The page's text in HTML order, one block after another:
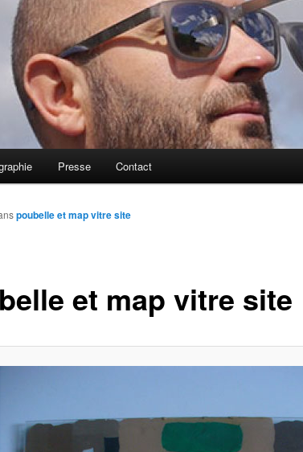
Presse Contact
et map vitre site
poubelle et map vitre site